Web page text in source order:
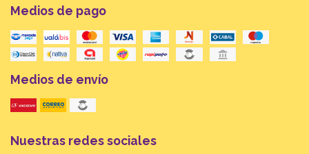
Medios de pago
Medios de envío
Nuestras redes sociales